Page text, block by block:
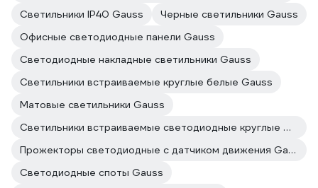
Светильники IP40 Gauss
Черные светильники Gauss
Офисные светодиодные панели Gauss
Светодиодные накладные светильники Gauss
Светильники встраиваемые круглые белые Gauss
Матовые светильники Gauss
Светильники встраиваемые светодиодные круглые Gauss
Прожекторы светодиодные с датчиком движения Gauss
Светодиодные споты Gauss